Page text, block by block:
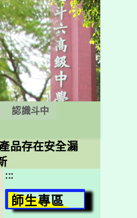
認識斗中
存在安全漏
:::
師生專區